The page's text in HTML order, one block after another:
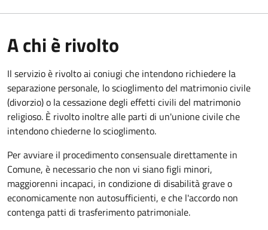
A chi è rivolto
Il servizio è rivolto ai coniugi che intendono richiedere la
separazione personale, lo scioglimento del matrimonio civile
(divorzio) o la cessazione degli effetti civili del matrimonio
religioso. È rivolto inoltre alle parti di un'unione civile che
intendono chiederne lo scioglimento.
Per avviare il procedimento consensuale direttamente in
Comune, è necessario che non vi siano figli minori,
maggiorenni incapaci, in condizione di disabilità grave o
economicamente non autosufficienti, e che l'accordo non
contenga patti di trasferimento patrimoniale.